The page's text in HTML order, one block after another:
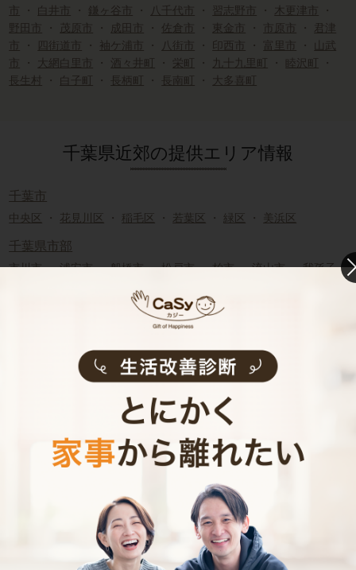
・ 白井市 ・ 鎌ヶ谷市 ・ 八千代市 ・ 習志野市 ・ 木更津市
・
野田市
・ 茂原市 ・ 成田市 ・ 佐倉市 ・ 東金市 ・ 市原市 ・
君津
・ 四街道市 ・ 袖ケ浦市 ・ 八街市 ・ 印西市 ・ 富里市 ・ 山武
・ 大網白里市 ・ 酒々井町 ・ 栄町 ・ 九十九里町 ・ 睦沢町
・
長生村
・ 白子町 ・ 長柄町 ・ 長南町 ・ 大多喜町
千葉県近郊の提供エリア情報
千葉市
中央区 ・ 花見川区 ・ 稲毛区 ・ 若葉区 ・ 緑区 ・ 美浜区
千葉県市部
市川市・浦安市・船橋市・松戸市・柏市・流山市・我孫子
成田市・佐倉市・東金市
・八街市・印西市
白子町・長柄町・長南町・大多喜町
千葉県近郊の家事代行求人
若葉区・緑区
・ 船橋市 ・ ・柏市 ・流山市
鎌ヶ谷市・八千代市・習志野市・木更津市